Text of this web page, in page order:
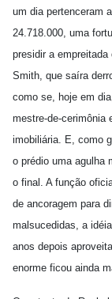
um dia pertenceram
24.718.000, uma
presidir a empreitada
Smith, que saíra
como se, hoje em
mestre-de-cerimônia
imobiliária. E, como
o prédio uma agulha
o final. A função
de ancoragem para
malsucedidas, a
anos depois
enorme ficou ainda